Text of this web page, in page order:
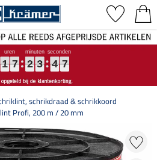
1
1
1
1 7
7
7
7 2
2
2
2 3
3
3
3 4
4
4
4 6
7
6
7
schrikdraad & schrikkoord
Profi, 200 m / 20 mm